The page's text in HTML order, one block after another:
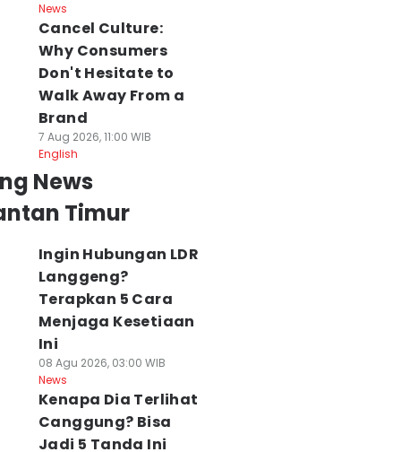
News
Cancel Culture:
Why Consumers
Don't Hesitate to
Walk Away From a
Brand
7 Aug 2026, 11:00 WIB
English
News
Timur
Ingin Hubungan LDR
Langgeng?
Terapkan 5 Cara
Menjaga Kesetiaan
Ini
08 Agu 2026, 03:00 WIB
News
Kenapa Dia Terlihat
Canggung? Bisa
Jadi 5 Tanda Ini